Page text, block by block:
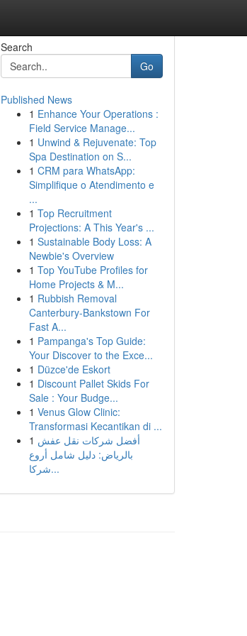
Search
Go
Published News
1 Enhance Your Operations :
Field Service Manage...
1 Unwind & Rejuvenate: Top
Spa Destination on S...
1 CRM para WhatsApp:
Simplifique o Atendimento e
...
1 Top Recruitment
Projections: A This Year's ...
1 Sustainable Body Loss: A
Newbie's Overview
1 Top YouTube Profiles for
Home Projects & M...
1 Rubbish Removal
Canterbury-Bankstown For
Fast A...
1 Pampanga's Top Guide:
Your Discover to the Exce...
1 Düzce'de Eskort
1 Discount Pallet Skids For
Sale : Your Budge...
1 Venus Glow Clinic:
Transformasi Kecantikan di ...
1 أفضل شركات نقل عفش
بالرياض: دليل شامل أروع
شركا...